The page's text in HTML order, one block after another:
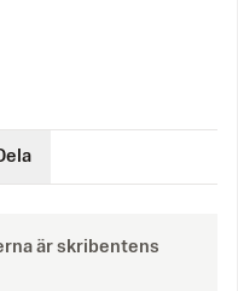
är skribentens